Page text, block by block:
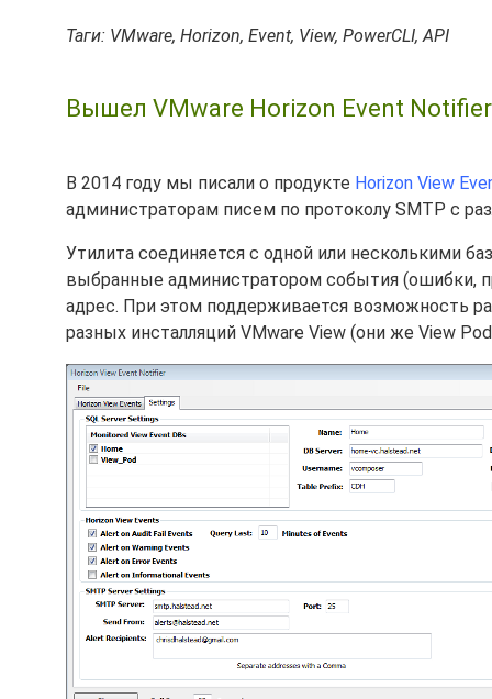
Таги: VMware, Horizon, Event, View, PowerCLI, API
Вышел VMware Horizon Event Notifier
В 2014 году мы писали о продукте Horizon View
администраторам писем по протоколу SMTP с
Утилита соединяется с одной или несколькими
выбранные администратором события (ошибки,
адрес. При этом поддерживается возможность
разных инсталляций VMware View (они же View